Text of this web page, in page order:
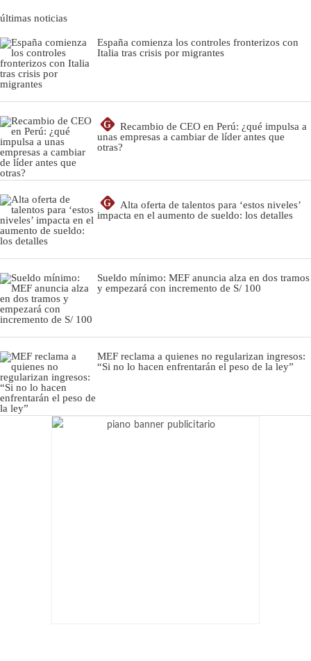
últimas noticias
España comienza los controles fronterizos con
Italia tras crisis por migrantes
G
Recambio de CEO en Perú: ¿qué impulsa a
unas empresas a cambiar de líder antes que
otras?
G
Alta oferta de talentos para ‘estos niveles’
impacta en el aumento de sueldo: los detalles
Sueldo mínimo: MEF anuncia alza en dos tramos
y empezará con incremento de S/ 100
MEF reclama a quienes no regularizan ingresos:
“Si no lo hacen enfrentarán el peso de la ley”